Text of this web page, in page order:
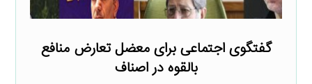
گفتگوی اجتماعی برای معضل تعارض منافع
بالقوه در اصناف